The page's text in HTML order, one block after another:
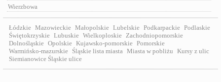
Wierzbowa
Łódzkie Mazowieckie Małopolskie Lubelskie Podkarpackie Podlaskie
Świętokrzyskie Lubuskie Wielkoploskie Zachodniopomorskie
Dolnośląskie Opolskie Kujawsko-pomorskie Pomorskie
Warmińsko-mazurskie Śląskie lista miasta Miasta w pobliżu Kursy z ulic
Siemianowice Śląskie ulice